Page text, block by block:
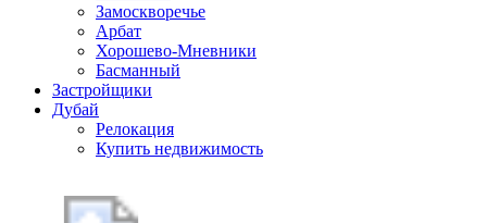
Замоскворечье
Арбат
Хорошево-Мневники
Басманный
Застройщики
Дубай
Релокация
Купить недвижимость